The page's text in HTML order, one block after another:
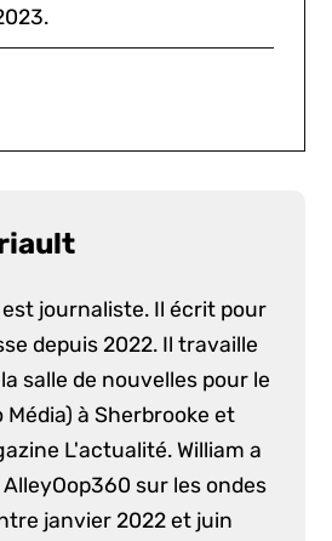
journaliste. Il écrit pour
depuis 2022. Il travaille
salle de nouvelles pour le
Média) à Sherbrooke et
L'actualité. William a
sur les ondes
janvier 2022 et juin